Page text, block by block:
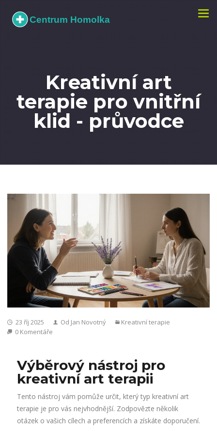
Kreativní art
terapie pro vnitřní
klid - průvodce
23 říj 2025 Od Jan Novotný
Kreativní terapie
0 Komentáře
Výběrový nástroj pro
kreativní art terapii
Tento nástroj vám pomůže určit, který typ kreativní art
terapie je pro vás nejvhodnější. Zodpovězte několik
otázek o vašich cílech a preferencích a získáte doporučení.